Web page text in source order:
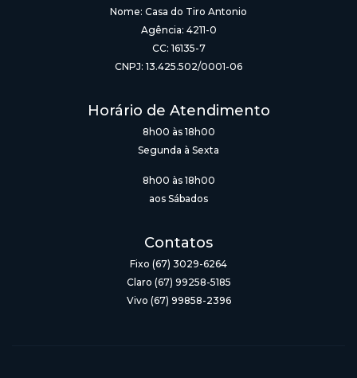
Nome: Casa do Tiro Antonio
Agência: 4211-0
CC: 16135-7
CNPJ: 13.425.502/0001-06
Horário de Atendimento
8h00 às 18h00
Segunda à Sexta
8h00 às 18h00
aos Sábados
Contatos
Fixo (67) 3029-6264
Claro (67) 99258-5185
Vivo (67) 99858-2396